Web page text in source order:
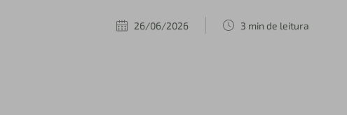
26/06/2026 3 min de leitura